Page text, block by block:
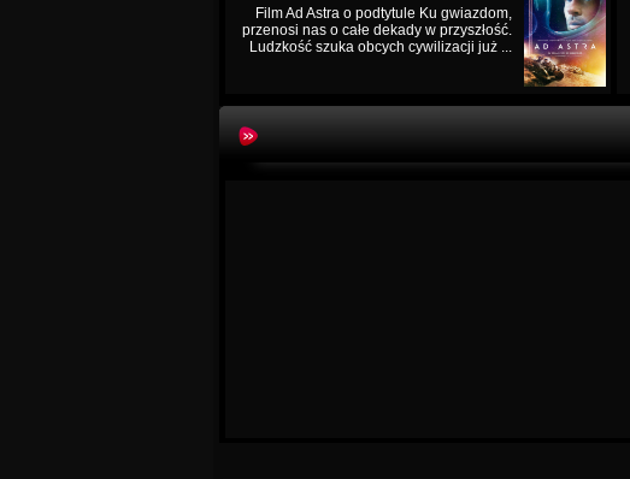
Film Ad Astra o podtytule Ku gwiazdom,
przenosi nas o całe dekady w przyszłość.
Ludzkość szuka obcych cywilizacji już ...